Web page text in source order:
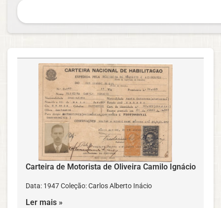
Carteira de Motorista de Oliveira Camilo Ignácio
Data: 1947 Coleção: Carlos Alberto Inácio
Ler mais »